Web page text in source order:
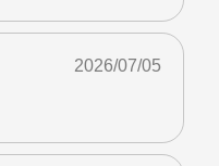
2026/07/05